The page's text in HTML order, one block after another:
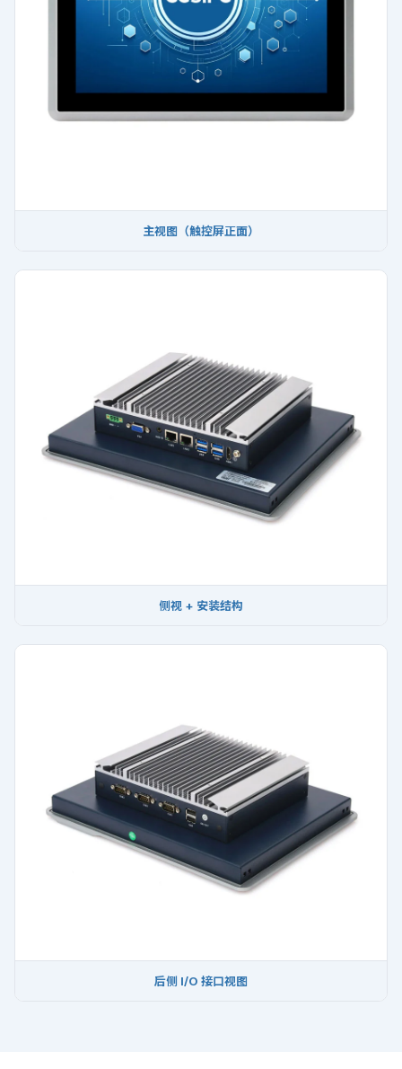
主视图（触控屏正面）
侧视 + 安装结构
后侧 I/O 接口视图